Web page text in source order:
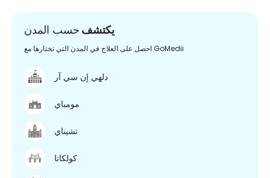
يكتشف حسب المدن
احصل على العلاج في المدن التي تختارها مع GoMedii
دلهي إن سي آر
مومباي
تشيناي
كولكاتا